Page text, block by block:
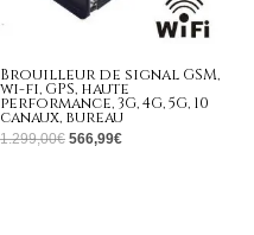
Brouilleur de signal GSM,
wi-fi, GPS, haute
performance, 3G, 4G, 5G, 10
canaux, bureau
1.299,00€ 566,99€